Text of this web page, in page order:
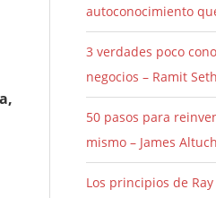
autoconocimiento
3 verdades poco
negocios – Ramit
50 pasos para
mismo – James
Los principios de